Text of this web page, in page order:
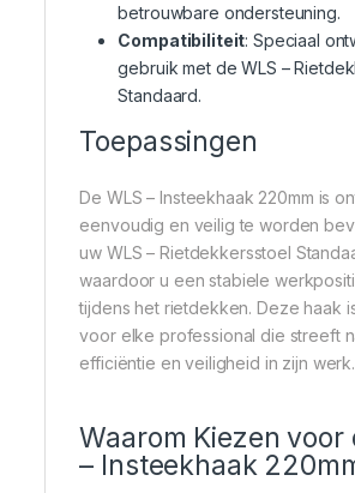
betrouwbare ondersteuning.
Compatibiliteit: Speciaal
gebruik met de WLS –
Standaard.
Toepassingen
De WLS – Insteekhaak 220mm is
eenvoudig en veilig te worden
uw WLS – Rietdekkersstoel
waardoor u een stabiele
tijdens het rietdekken. Deze haak
voor elke professional die streeft
efficiëntie en veiligheid in zijn werk.
Waarom Kiezen voor
– Insteekhaak